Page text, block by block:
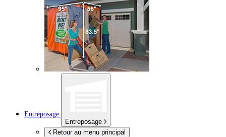
Entreposage
Entreposage
Retour au menu principal